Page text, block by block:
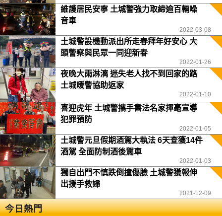
維護居民安寧 土城警強力取締逾百輛噪
音車
2022-03-08
土城警設機動派出所走春拜年好安心 大
頭警察與民眾一同迎新春
2022-01-26
夜晚大雨淋漓 迷失老人找不到回家的路
土城暖警協助返家
2022-01-10
喜迎虎年 土城警攜手書法名家揮毫宣導
犯罪預防
2022-01-05
土城警元旦假期酒駕大執法 6天查獲14件
酒駕 全面防制酒後駕車
2022-01-03
獨自出門不慎跌倒撞傷臉 土城警獲報伸
出援手救婦
2021-12-09
今日熱門